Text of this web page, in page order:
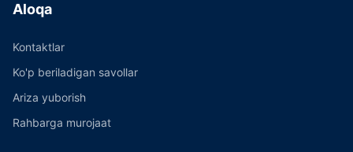
Aloqa
Kontaktlar
Ko'p beriladigan savollar
Ariza yuborish
Rahbarga murojaat